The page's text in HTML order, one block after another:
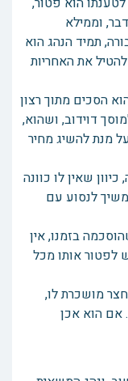
וממילא
תמיד הנהג הוא
את האחריות
הסכים מתוך רצון
דוידוב, ושהוא,
מנת להשיג מחיר
שאין לו כוונה
לנסוע עם
בזמנו, אין
לפטור אותו מכל
מושכרת לו,
אם הוא אכן